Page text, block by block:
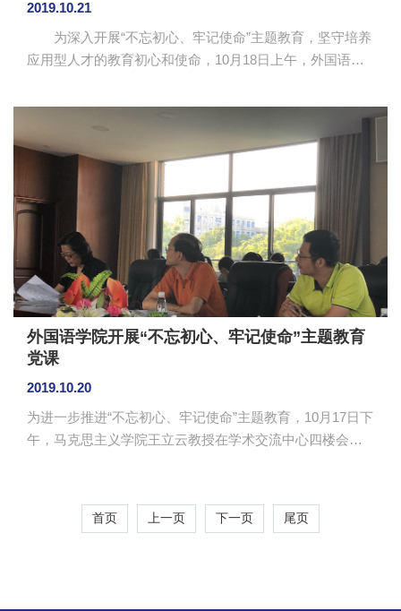
2019.10.21
为深入开展“不忘初心、牢记使命”主题教育，坚守培养
应用型人才的教育初心和使命，10月18日上午，外国语学
导员黄玉亭一行走访了广州市爱因奇教育咨询有限公司并
看望毕业生，深入了解毕业生就业近况，并进一步研讨校
企合作项目。 广州市爱因奇教育咨询有限公司董事陈
丽华热情接待了马蔚兰一行，陪同参观了布朗爱因奇少儿
英语培训中心总部校区和“乐点熊”早教中心，详细介绍了教
学情况、教学设施并展示了自主研发的少儿英语教育的教
材课件。马蔚兰一行人还...
外国语学院开展“不忘初心、牢记使命”主题教育
党课
2019.10.20
为进一步推进“不忘初心、牢记使命”主题教育，10月17日下
午，马克思主义学院王立云教授在学术交流中心四楼会议
三个方面展开，详细介绍了开展“不忘初心、牢记使命”主题
教育的重要意义、“不忘初心、牢记使命”的初心与使命的历
首页 上一页 下一页 尾页